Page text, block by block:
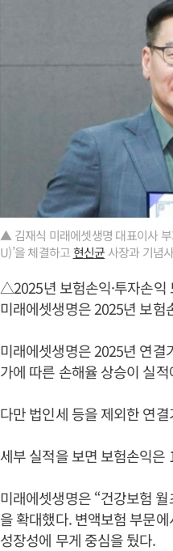
▲ 김재식 미래에셋생명 대표이사
U)’을 체결하고현신균 사장과 기념
△2025년 보험손익·투자손익
미래에셋생명은 2025년 보험
미래에셋생명은 2025년 연
가에 따른 손해율 상승이 실
다만 법인세 등을 제외한 연
세부 실적을 보면 보험손익
미래에셋생명은 “건강보험
을 확대했다. 변액보험 부문
성장성에 무게 중심을 뒀다.